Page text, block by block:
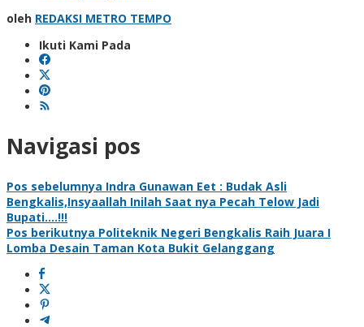
oleh REDAKSI METRO TEMPO
Ikuti Kami Pada
Navigasi pos
Pos sebelumnya Indra Gunawan Eet : Budak Asli
Bengkalis,Insyaallah Inilah Saat nya Pecah Telow Jadi
Bupati….!!!
Pos berikutnya Politeknik Negeri Bengkalis Raih Juara I
Lomba Desain Taman Kota Bukit Gelanggang